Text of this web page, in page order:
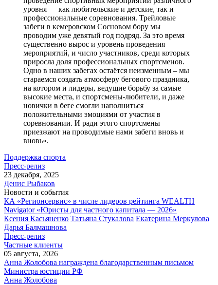
уровня — как любительские и детские, так и
профессиональные соревнования. Трейловые
забеги в кемеровском Сосновом бору мы
проводим уже девятый год подряд. За это время
существенно вырос и уровень проведения
мероприятий, и число участников, среди которых
приросла доля профессиональных спортсменов.
Одно в наших забегах остаётся неизменным – мы
стараемся создать атмосферу бегового праздника,
на котором и лидеры, ведущие борьбу за самые
высокие места, и спортсмены-любители, и даже
новички в беге смогли наполниться
положительными эмоциями от участия в
соревновании. И ради этого спортсмены
приезжают на проводимые нами забеги вновь и
вновь».
Поддержка спорта
Пресс-релиз
23 декабря, 2025
Денис Рыбаков
Новости и события
КА «Регионсервис» в числе лидеров рейтинга WEALTH
Navigator «Юристы для частного капитала — 2026»
Ксения Касьяненко Татьяна Стукалова Екатерина Меркулова
Дарья Балмашнова
Пресс-релиз
Частные клиенты
05 августа, 2026
Анна Жолобова награждена благодарственным письмом
Министра юстиции РФ
Анна Жолобова